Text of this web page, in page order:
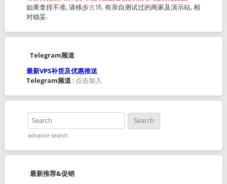
如果拿捏不准, 请移步古博, 有亲自测试过的商家及演示站, 相
对稳妥.
Telegram频道
最新VPS补货及优惠推送
Telegram频道: 点击加入
advance search
最新推荐&促销